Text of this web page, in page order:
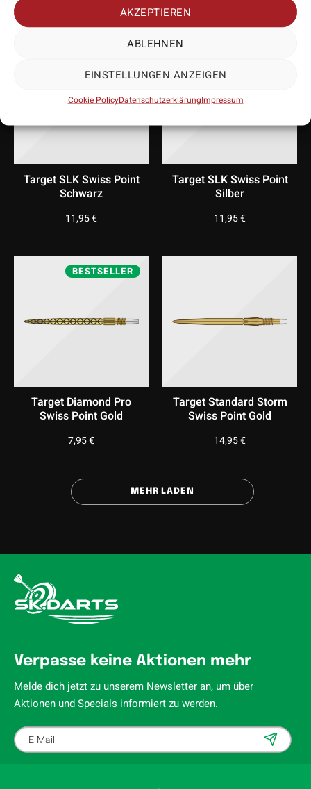
AKZEPTIEREN
ABLEHNEN
EINSTELLUNGEN ANZEIGEN
Cookie PolicyDatenschutzerklärungImpressum
Target SLK Swiss Point
Schwarz
11,95€
Target SLK Swiss Point
Silber
11,95€
BESTSELLER
Target Diamond Pro
Swiss Point Gold
7,95€
Target Standard Storm
Swiss Point Gold
14,95€
MEHR LADEN
Verpasse keine Aktionen mehr
Melde dich jetzt zu unserem Newsletter an, um über
Aktionen und Specials informiert zu werden.